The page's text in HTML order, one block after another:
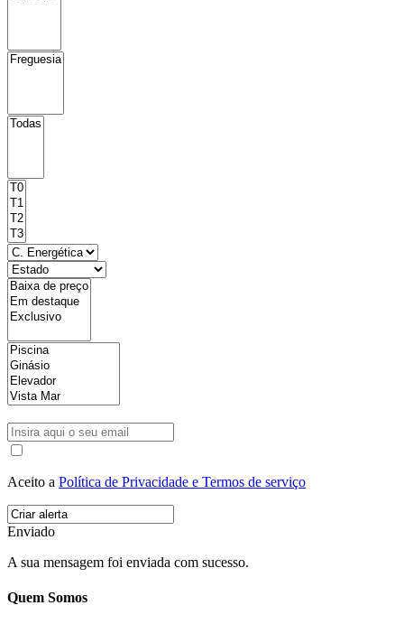
Aceito a Política de Privacidade e Termos de serviço
Enviado
A sua mensagem foi enviada com sucesso.
Quem Somos